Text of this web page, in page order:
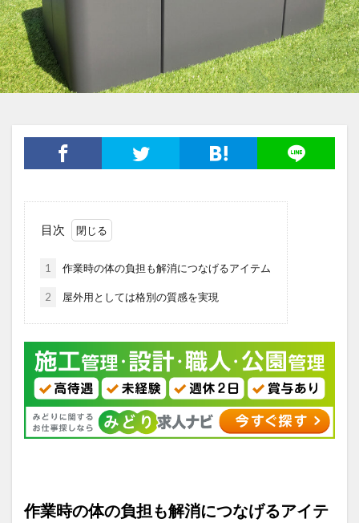
目次
1 作業時の体の負担も解消につなげるアイテム
2 屋外用としては格別の質感を実現
作業時の体の負担も解消につなげるアイテ